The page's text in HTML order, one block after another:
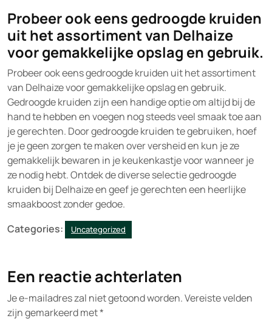
Probeer ook eens gedroogde kruiden
uit het assortiment van Delhaize
voor gemakkelijke opslag en gebruik.
Probeer ook eens gedroogde kruiden uit het assortiment
van Delhaize voor gemakkelijke opslag en gebruik.
Gedroogde kruiden zijn een handige optie om altijd bij de
hand te hebben en voegen nog steeds veel smaak toe aan
je gerechten. Door gedroogde kruiden te gebruiken, hoef
je je geen zorgen te maken over versheid en kun je ze
gemakkelijk bewaren in je keukenkastje voor wanneer je
ze nodig hebt. Ontdek de diverse selectie gedroogde
kruiden bij Delhaize en geef je gerechten een heerlijke
smaakboost zonder gedoe.
Categories:
Uncategorized
Een reactie achterlaten
Je e-mailadres zal niet getoond worden.Vereiste velden
zijn gemarkeerd met*